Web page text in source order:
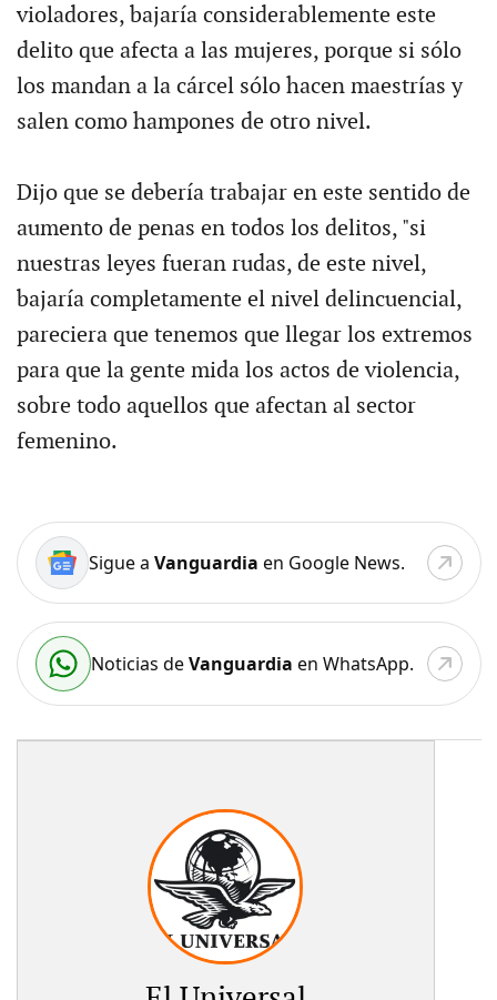
violadores, bajaría considerablemente este
delito que afecta a las mujeres, porque si sólo
los mandan a la cárcel sólo hacen maestrías y
salen como hampones de otro nivel.
Dijo que se debería trabajar en este sentido de
aumento de penas en todos los delitos, "si
nuestras leyes fueran rudas, de este nivel,
bajaría completamente el nivel delincuencial,
pareciera que tenemos que llegar los extremos
para que la gente mida los actos de violencia,
sobre todo aquellos que afectan al sector
femenino.
Sigue a Vanguardia en Google News.
Noticias deVanguardia en WhatsApp.